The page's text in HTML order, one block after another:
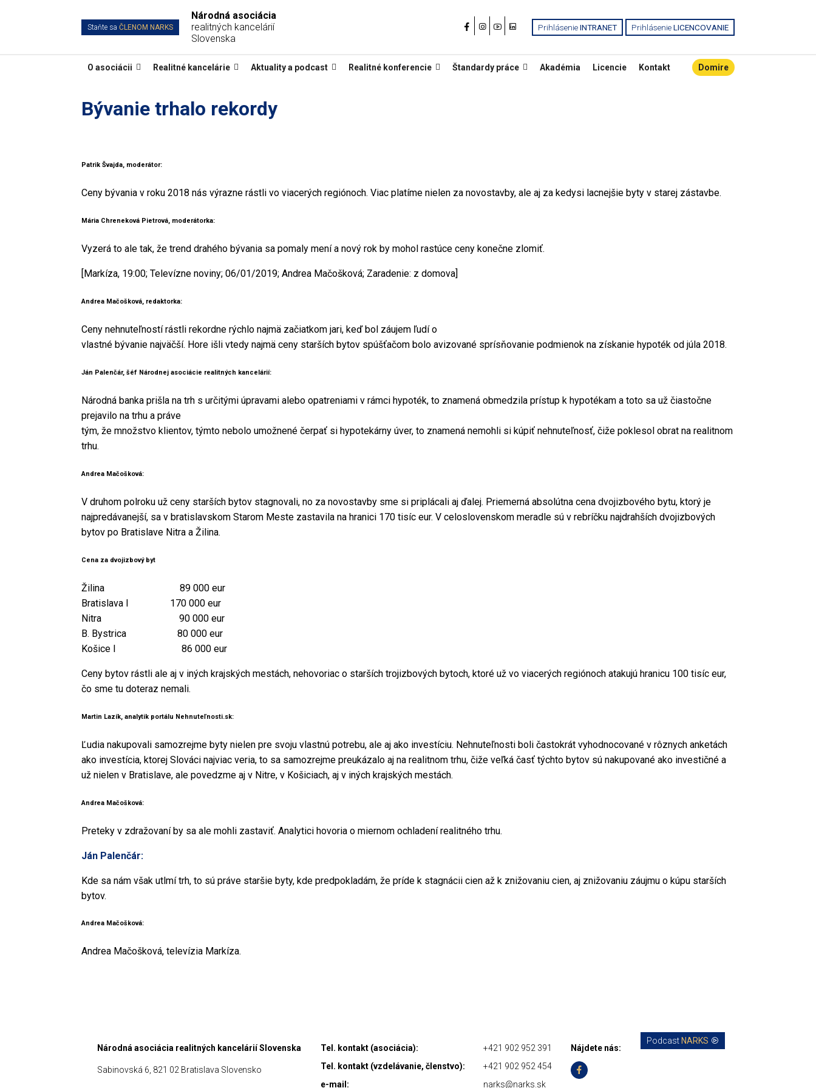
Staňte saČLENOM NARKS
Národná asociácia
realitných kancelárií
Slovenska
PrihlásenieINTRANET PrihlásenieLICENCOVANIE
O asociácii Realitné kancelárie Aktuality a podcast Realitné konferencie Štandardy práce Akadémia Licencie Kontakt Domire
Bývanie trhalo rekordy
Patrik Švajda, moderátor:
Ceny bývania v roku 2018 nás výrazne rástli vo viacerých regiónoch. Viac platíme nielen za novostavby, ale aj za kedysi lacnejšie byty v starej zástavbe.
Mária Chreneková Pietrová, moderátorka:
Vyzerá to ale tak, že trend drahého bývania sa pomaly mení a nový rok by mohol rastúce ceny konečne zlomiť.
[Markíza, 19:00; Televízne noviny; 06/01/2019; Andrea Mačošková; Zaradenie: z domova]
Andrea Mačošková, redaktorka:
Ceny nehnuteľností rástli rekordne rýchlo najmä začiatkom jari, keď bol záujem ľudí o
vlastné bývanie najväčší. Hore išli vtedy najmä ceny starších bytov spúšťačom bolo avizované sprísňovanie podmienok na získanie hypoték od júla 2018.
Ján Palenčár, šéf Národnej asociácie realitných kancelárií:
Národná banka prišla na trh s určitými úpravami alebo opatreniami v rámci hypoték, to znamená obmedzila prístup k hypotékam a toto sa už čiastočne
prejavilo na trhu a práve
tým, že množstvo klientov, týmto nebolo umožnené čerpať si hypotekárny úver, to znamená nemohli si kúpiť nehnuteľnosť, čiže poklesol obrat na realitnom
trhu.
Andrea Mačošková:
V druhom polroku už ceny starších bytov stagnovali, no za novostavby sme si priplácali aj ďalej. Priemerná absolútna cena dvojizbového bytu, ktorý je
najpredávanejší, sa v bratislavskom Starom Meste zastavila na hranici 170 tisíc eur. V celoslovenskom meradle sú v rebríčku najdrahších dvojizbových
bytov po Bratislave Nitra a Žilina.
Cena za dvojizbový byt
Žilina 89 000 eur
Bratislava I 170 000 eur
Nitra 90 000 eur
B. Bystrica 80 000 eur
Košice I 86 000 eur
Ceny bytov rástli ale aj v iných krajských mestách, nehovoriac o starších trojizbových bytoch, ktoré už vo viacerých regiónoch atakujú hranicu 100 tisíc eur,
čo sme tu doteraz nemali.
Martin Lazík, analytik portálu Nehnuteľnosti.sk:
Ľudia nakupovali samozrejme byty nielen pre svoju vlastnú potrebu, ale aj ako investíciu. Nehnuteľnosti boli častokrát vyhodnocované v rôznych anketách
ako investícia, ktorej Slováci najviac veria, to sa samozrejme preukázalo aj na realitnom trhu, čiže veľká časť týchto bytov sú nakupované ako investičné a
už nielen v Bratislave, ale povedzme aj v Nitre, v Košiciach, aj v iných krajských mestách.
Andrea Mačošková:
Preteky v zdražovaní by sa ale mohli zastaviť. Analytici hovoria o miernom ochladení realitného trhu.
Ján Palenčár:
Kde sa nám však utlmí trh, to sú práve staršie byty, kde predpokladám, že príde k stagnácii cien až k znižovaniu cien, aj znižovaniu záujmu o kúpu starších
bytov.
Andrea Mačošková:
Andrea Mačošková, televízia Markíza.
Národná asociácia realitných kancelárií Slovenska
Sabinovská 6, 821 02 Bratislava Slovensko
Tel. kontakt (asociácia):
Tel. kontakt (vzdelávanie, členstvo):
e-mail:
+421 902 952 391
+421 902 952 454
narks@narks.sk
Nájdete nás:
Podcast NARKS